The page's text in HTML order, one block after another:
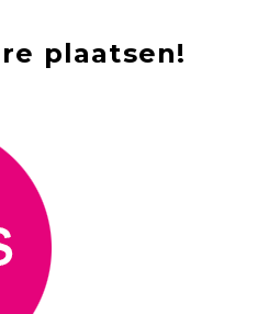
plaatsen!